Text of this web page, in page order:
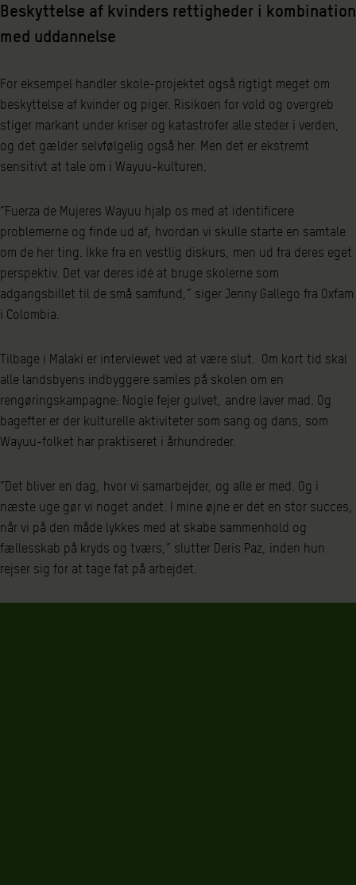
Beskyttelse af kvinders rettigheder i kombination
med uddannelse
For eksempel handler skole-projektet også rigtigt meget om
beskyttelse af kvinder og piger. Risikoen for vold og overgreb
stiger markant under kriser og katastrofer alle steder i verden,
og det gælder selvfølgelig også her. Men det er ekstremt
sensitivt at tale om i Wayuu-kulturen.
”Fuerza de Mujeres Wayuu hjalp os med at identificere
problemerne og finde ud af, hvordan vi skulle starte en samtale
om de her ting. Ikke fra en vestlig diskurs, men ud fra deres eget
perspektiv. Det var deres idé at bruge skolerne som
adgangsbillet til de små samfund,” siger Jenny Gallego fra Oxfam
i Colombia.
Tilbage i Malaki er interviewet ved at være slut. Om kort tid skal
alle landsbyens indbyggere samles på skolen om en
rengøringskampagne: Nogle fejer gulvet, andre laver mad. Og
bagefter er der kulturelle aktiviteter som sang og dans, som
Wayuu-folket har praktiseret i århundreder.
”Det bliver en dag, hvor vi samarbejder, og alle er med. Og i
næste uge gør vi noget andet. I mine øjne er det en stor succes,
når vi på den måde lykkes med at skabe sammenhold og
fællesskab på kryds og tværs,” slutter Deris Paz, inden hun
rejser sig for at tage fat på arbejdet.